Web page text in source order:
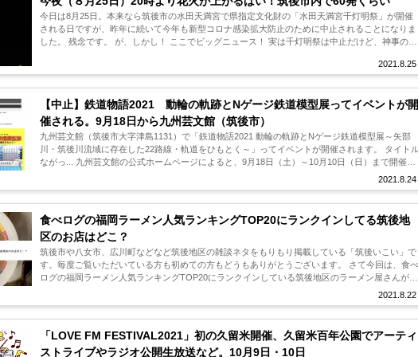
2021.8.25
今日は8月25日。本来なら筑後市の水田天満宮で県指定文化財の「水田天満宮千灯明祭」が開催
される日ですが、昨年に続いて今年も新型コロナ感染拡大防止のために中止されることになりま
した。 残念です。 が、しかし！ ここでビッグニュース！ 実は千灯明祭は中止だけど、神事のみ
【中止】鉄道物語2021 動輪の軌跡とNゲージ鉄道模型展ってイベントが開
催される。9月18日から九州芸文館（筑後市）
2021.8.24
九州芸文館（筑後市大字津島1131）で「鉄道物語2021 動輪の軌跡とNゲージ鉄道模型展～矢部
川・筑後川流域に存在した22路線・軌道をひもとく～」ってイベントが開催されます。 タイトル
ながっ... 九州芸文館の公式ホームページによると、9月18日（土）～10月10日（日）まで開催さ
食べログの福岡ラーメン人気ランキングTOP20にランクインしてる筑後地
区のお店はどこ？
2021.8.22
筑後市や八女市、広川町などなど筑後地区の雑談ネタをもりもり掲載している「筑後いこい」で
す。毎度ご覧いただいている方も初めての方もどうもありがとうございます。 さて今回は、食べ
ログの福岡ラーメン人気ランキングTOP20にランクインしている筑後地区のラーメン屋さんが3
「LOVE FM FESTIVAL2021」初の久留米開催、久留米百年公園でアーティ
ストライブやラジオ公開生放送など。10月9日・10日